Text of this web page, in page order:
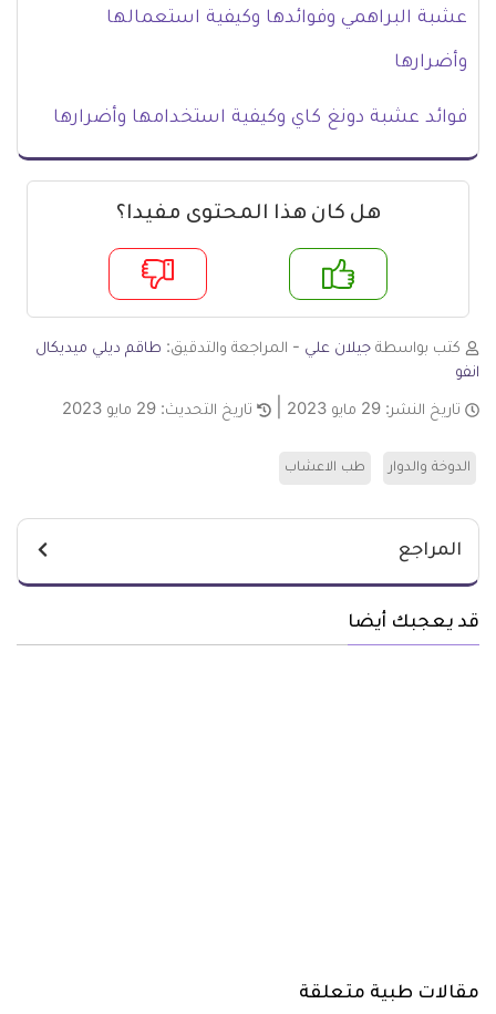
عشبة البراهمي وفوائدها وكيفية استعمالها
وأضرارها
فوائد عشبة دونغ كاي وكيفية استخدامها وأضرارها
هل كان هذا المحتوى مفيدا؟
لا
كتب بواسطة جيلان علي - المراجعة والتدقيق: طاقم ديلي ميديكال
انفو
تاريخ النشر: 29 مايو 2023 تاريخ التحديث: 29 مايو 2023
الدوخة والدوار طب الاعشاب
المراجع
قد يعجبك أيضا
مقالات طبية متعلقة